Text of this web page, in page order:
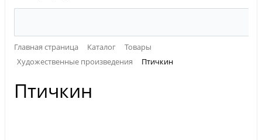
Главная страница Каталог
Товары
Художественные произведения
Птичкин
Птичкин